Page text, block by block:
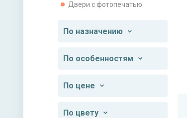
Двери с фотопечатью
По назначению
По особенностям
По цене
По цвету